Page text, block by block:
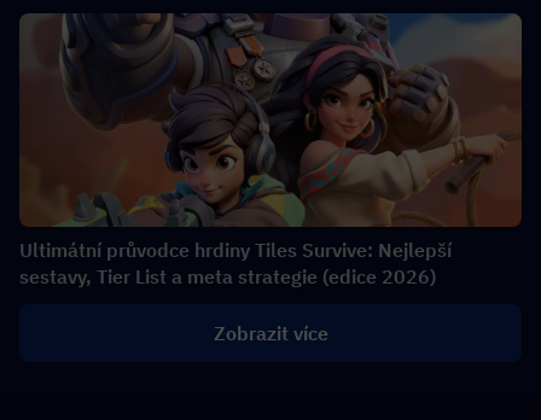
Ultimátní průvodce hrdiny Tiles Survive: Nejlepší
sestavy, Tier List a meta strategie (edice 2026)
Zobrazit více